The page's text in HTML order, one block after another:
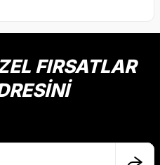
FIRSATLAR